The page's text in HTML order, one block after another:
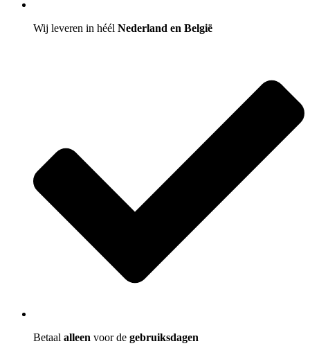
Wij leveren in héél Nederland en België
Betaal alleen voor de gebruiksdagen